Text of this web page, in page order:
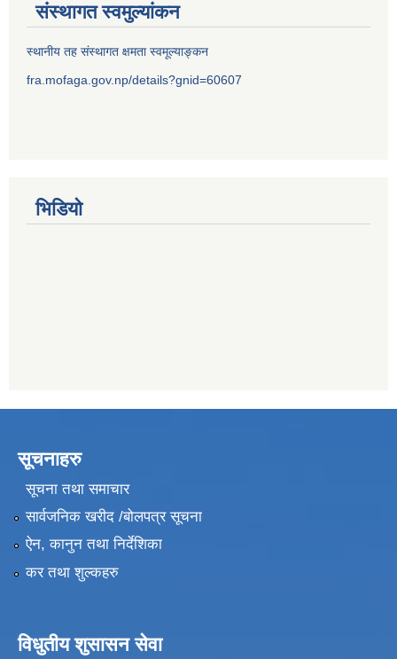
संस्थागत स्वमुल्यांकन
स्थानीय तह संस्थागत क्षमता स्वमूल्याङ्कन
fra.mofaga.gov.np/details?gnid=60607
भिडियो
सूचनाहरु
सूचना तथा समाचार
सार्वजनिक खरीद /बोलपत्र सूचना
ऐन, कानुन तथा निर्देशिका
कर तथा शुल्कहरु
विधुतीय शुसासन सेवा